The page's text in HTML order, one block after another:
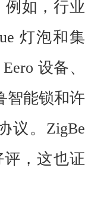
例如，行业
灯泡和集
设备、
智能锁和许
议。 ZigBe
，这也证